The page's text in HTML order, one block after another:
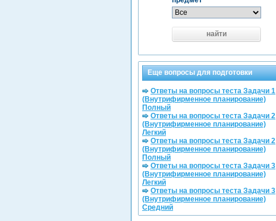
найти
Еще вопросы для подготовки
Ответы на вопросы теста Задачи 1
(Внутрифирменное планирование)
Полный
Ответы на вопросы теста Задачи 2
(Внутрифирменное планирование)
Легкий
Ответы на вопросы теста Задачи 2
(Внутрифирменное планирование)
Полный
Ответы на вопросы теста Задачи 3
(Внутрифирменное планирование)
Легкий
Ответы на вопросы теста Задачи 3
(Внутрифирменное планирование)
Средний